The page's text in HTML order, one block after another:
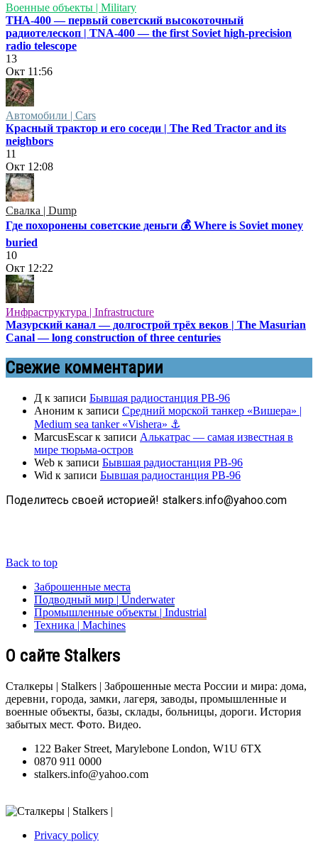
Военные объекты | Military
ТНА-400 — первый советский высокоточный
радиотелескоп | TNA-400 — the first Soviet high-precision
radio telescope
13
Окт 11:56
Автомобили | Cars
Красный трактор и его соседи | The Red Tractor and its
neighbors
11
Окт 12:08
Свалка | Dump
Где похоронены советские деньги 💰 Where is Soviet money
buried
10
Окт 12:22
Инфраструктура | Infrastructure
Мазурский канал — долгострой трёх веков | The Masurian
Canal — long construction of three centuries
Свежие комментарии
Д к записи Бывшая радиостанция РВ-96
Аноним к записи Средний морской танкер «Вишера» |
Medium sea tanker «Vishera» ⚓
MarcusEscarк записи Алькатрас — самая известная в
мире тюрьма-остров
Web к записи Бывшая радиостанция РВ-96
Wid к записи Бывшая радиостанция РВ-96
Поделитесь своей историей! stalkers.info@yahoo.com
Back to top
Заброшенные места
Подводный мир | Underwater
Промышленные объекты | Industrial
Техника | Machines
О сайте Stalkers
Сталкеры | Stalkers | Заброшенные места России и мира: дома,
деревни, города, замки, лагеря, заводы, промышленные и
военные объекты, базы, склады, больницы, дороги. История
забытых мест. Фото. Видео.
122 Baker Street, Marylebone London, W1U 6TX
0870 911 0000
stalkers.info@yahoo.com
Privacy policy